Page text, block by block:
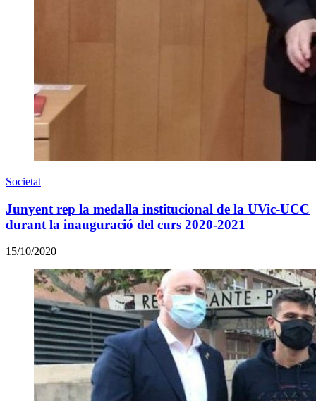
Societat
Junyent rep la medalla institucional de la UVic-UCC
durant la inauguració del curs 2020-2021
15/10/2020